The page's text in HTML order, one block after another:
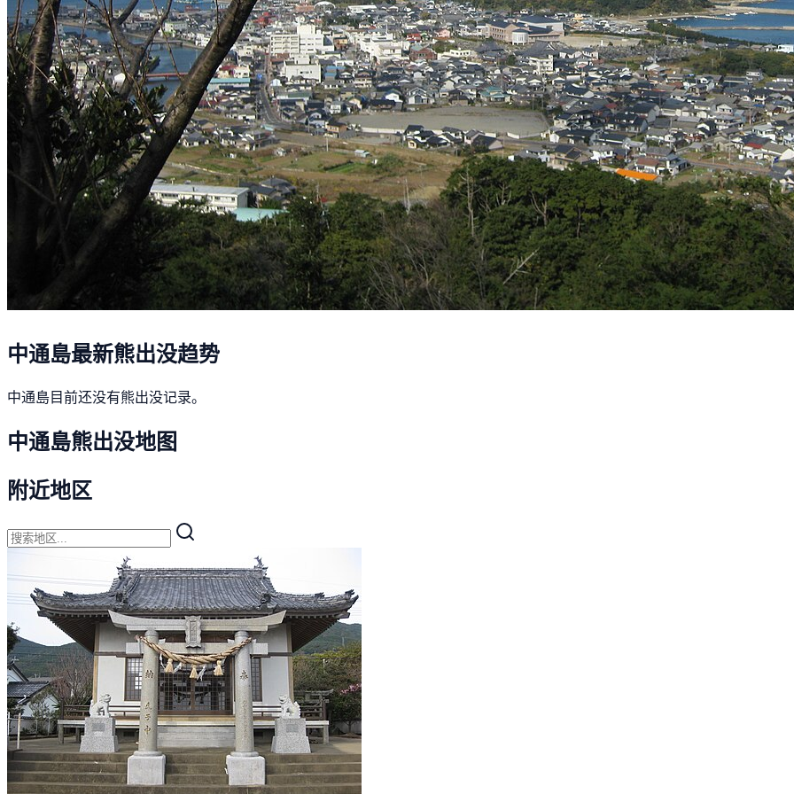
中通島最新熊出没趋势
中通島目前还没有熊出没记录。
中通島熊出没地图
附近地区